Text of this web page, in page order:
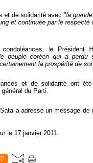
et de solidarité avec "la
et continuée par le respecté
le Président
peuple coréen qui a perdu
la prospérité de
et de solidarité ont
du Parti.
a adressé un message de
le 17 janvier 2011.
0